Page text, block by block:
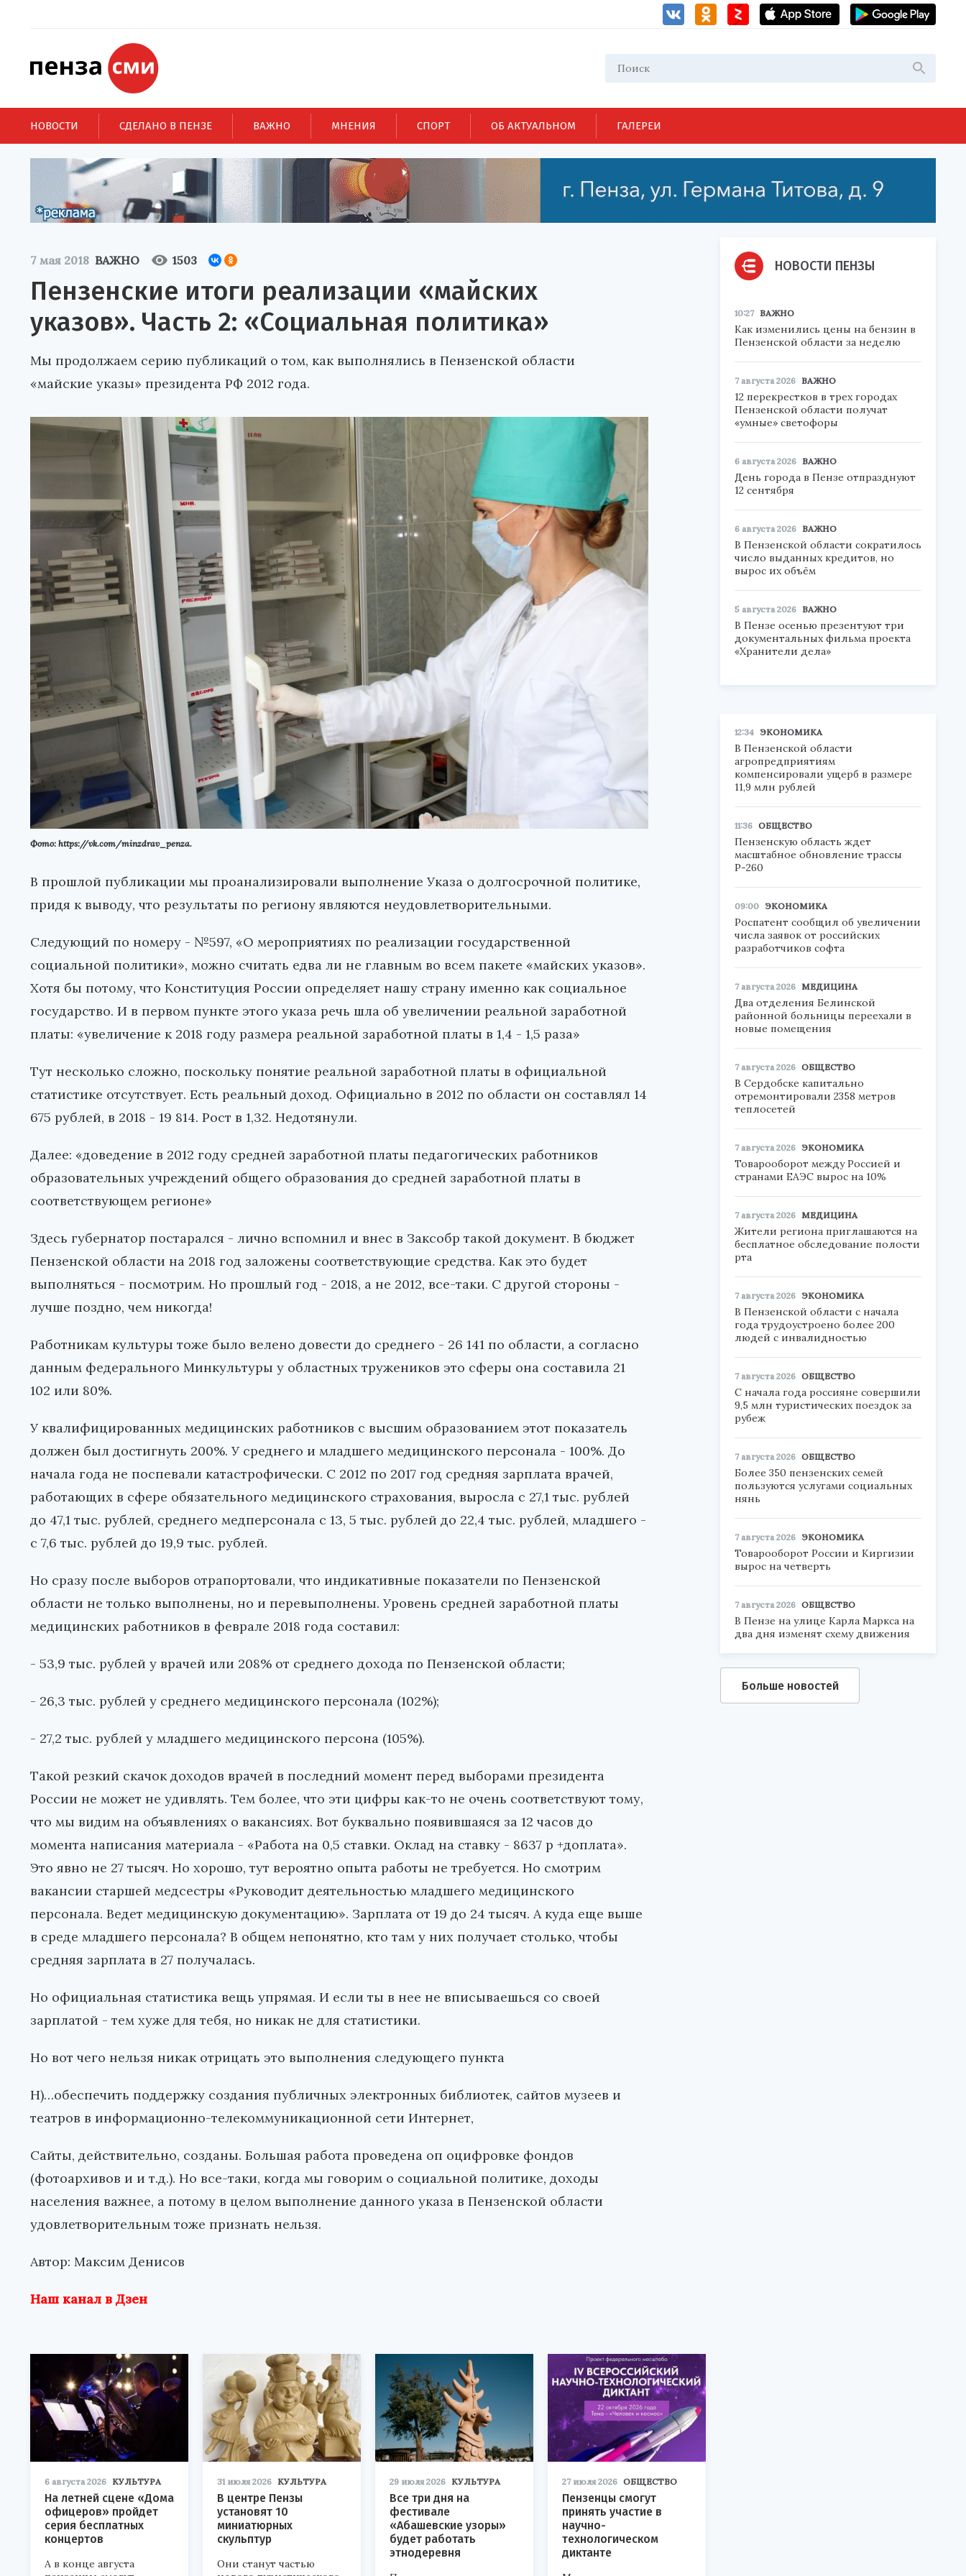
НОВОСТИ СДЕЛАНО В ПЕНЗЕ ВАЖНО МНЕНИЯ СПОРТ ОБ АКТУАЛЬНОМ ГАЛЕРЕИ
7 мая 2018 ВАЖНО 1503
Пензенские итоги реализации «майских
указов». Часть 2: «Социальная политика»
Мы продолжаем серию публикаций о том, как выполнялись в Пензенской области
«майские указы» президента РФ 2012 года.
Фото: https://vk.com/minzdrav_penza.
В прошлой публикации мы проанализировали выполнение Указа о долгосрочной политике,
придя к выводу, что результаты по региону являются неудовлетворительными.
Следующий по номеру - №597, «О мероприятиях по реализации государственной
социальной политики», можно считать едва ли не главным во всем пакете «майских указов».
Хотя бы потому, что Конституция России определяет нашу страну именно как социальное
государство. И в первом пункте этого указа речь шла об увеличении реальной заработной
платы: «увеличение к 2018 году размера реальной заработной платы в 1,4 - 1,5 раза»
Тут несколько сложно, поскольку понятие реальной заработной платы в официальной
статистике отсутствует. Есть реальный доход. Официально в 2012 по области он составлял 14
675 рублей, в 2018 - 19 814. Рост в 1,32. Недотянули.
Далее: «доведение в 2012 году средней заработной платы педагогических работников
образовательных учреждений общего образования до средней заработной платы в
соответствующем регионе»
Здесь губернатор постарался - лично вспомнил и внес в Заксобр такой документ. В бюджет
Пензенской области на 2018 год заложены соответствующие средства. Как это будет
выполняться - посмотрим. Но прошлый год - 2018, а не 2012, все-таки. С другой стороны -
лучше поздно, чем никогда!
Работникам культуры тоже было велено довести до среднего - 26 141 по области, а согласно
данным федерального Минкультуры у областных тружеников это сферы она составила 21
102 или 80%.
У квалифицированных медицинских работников с высшим образованием этот показатель
должен был достигнуть 200%. У среднего и младшего медицинского персонала - 100%. До
начала года не поспевали катастрофически. С 2012 по 2017 год средняя зарплата врачей,
работающих в сфере обязательного медицинского страхования, выросла с 27,1 тыс. рублей
до 47,1 тыс. рублей, среднего медперсонала с 13, 5 тыс. рублей до 22,4 тыс. рублей, младшего -
с 7,6 тыс. рублей до 19,9 тыс. рублей.
Но сразу после выборов отрапортовали, что индикативные показатели по Пензенской
области не только выполнены, но и перевыполнены. Уровень средней заработной платы
медицинских работников в феврале 2018 года составил:
- 53,9 тыс. рублей у врачей или 208% от среднего дохода по Пензенской области;
- 26,3 тыс. рублей у среднего медицинского персонала (102%);
- 27,2 тыс. рублей у младшего медицинского персона (105%).
Такой резкий скачок доходов врачей в последний момент перед выборами президента
России не может не удивлять. Тем более, что эти цифры как-то не очень соответствуют тому,
что мы видим на объявлениях о вакансиях. Вот буквально появившаяся за 12 часов до
момента написания материала - «Работа на 0,5 ставки. Оклад на ставку - 8637 р +доплата».
Это явно не 27 тысяч. Но хорошо, тут вероятно опыта работы не требуется. Но смотрим
вакансии старшей медсестры «Руководит деятельностью младшего медицинского
персонала. Ведет медицинскую документацию». Зарплата от 19 до 24 тысяч. А куда еще выше
в среде младшего персонала? В общем непонятно, кто там у них получает столько, чтобы
средняя зарплата в 27 получалась.
Но официальная статистика вещь упрямая. И если ты в нее не вписываешься со своей
зарплатой - тем хуже для тебя, но никак не для статистики.
Но вот чего нельзя никак отрицать это выполнения следующего пункта
Н)…обеспечить поддержку создания публичных электронных библиотек, сайтов музеев и
театров в информационно-телекоммуникационной сети Интернет,
Сайты, действительно, созданы. Большая работа проведена оп оцифровке фондов
(фотоархивов и и т.д.). Но все-таки, когда мы говорим о социальной политике, доходы
населения важнее, а потому в целом выполнение данного указа в Пензенской области
удовлетворительным тоже признать нельзя.
Автор: Максим Денисов
Наш канал в Дзен
6 августа 2026 КУЛЬТУРА
На летней сцене «Дома
офицеров» пройдет
серия бесплатных
концертов
А в конце августа
31 июля 2026 КУЛЬТУРА
В центре Пензы
установят 10
миниатюрных
скульптур
Они станут частью
29 июля 2026 КУЛЬТУРА
Все три дня на
фестивале
«Абашевские узоры»
будет работать
этнодеревня
27 июля 2026 ОБЩЕСТВО
Пензенцы смогут
принять участие в
научно-
технологическом
диктанте
НОВОСТИ ПЕНЗЫ
10:27 ВАЖНО
Как изменились цены на бензин в
Пензенской области за неделю
7 августа 2026 ВАЖНО
12 перекрестков в трех городах
Пензенской области получат
«умные» светофоры
6 августа 2026 ВАЖНО
День города в Пензе отпразднуют
12 сентября
6 августа 2026 ВАЖНО
В Пензенской области сократилось
число выданных кредитов, но
вырос их объём
5 августа 2026 ВАЖНО
В Пензе осенью презентуют три
документальных фильма проекта
«Хранители дела»
12:34 ЭКОНОМИКА
В Пензенской области
агропредприятиям
компенсировали ущерб в размере
11,9 млн рублей
11:36 ОБЩЕСТВО
Пензенскую область ждет
масштабное обновление трассы
Р-260
09:00 ЭКОНОМИКА
Роспатент сообщил об увеличении
числа заявок от российских
разработчиков софта
7 августа 2026 МЕДИЦИНА
Два отделения Белинской
районной больницы переехали в
новые помещения
7 августа 2026 ОБЩЕСТВО
В Сердобске капитально
отремонтировали 2358 метров
теплосетей
7 августа 2026 ЭКОНОМИКА
Товарооборот между Россией и
странами ЕАЭС вырос на 10%
7 августа 2026 МЕДИЦИНА
Жители региона приглашаются на
бесплатное обследование полости
рта
7 августа 2026 ЭКОНОМИКА
В Пензенской области с начала
года трудоустроено более 200
людей с инвалидностью
7 августа 2026 ОБЩЕСТВО
С начала года россияне совершили
9,5 млн туристических поездок за
рубеж
7 августа 2026 ОБЩЕСТВО
Более 350 пензенских семей
пользуются услугами социальных
нянь
7 августа 2026 ЭКОНОМИКА
Товарооборот России и Киргизии
вырос на четверть
7 августа 2026 ОБЩЕСТВО
В Пензе на улице Карла Маркса на
два дня изменят схему движения
Больше новостей